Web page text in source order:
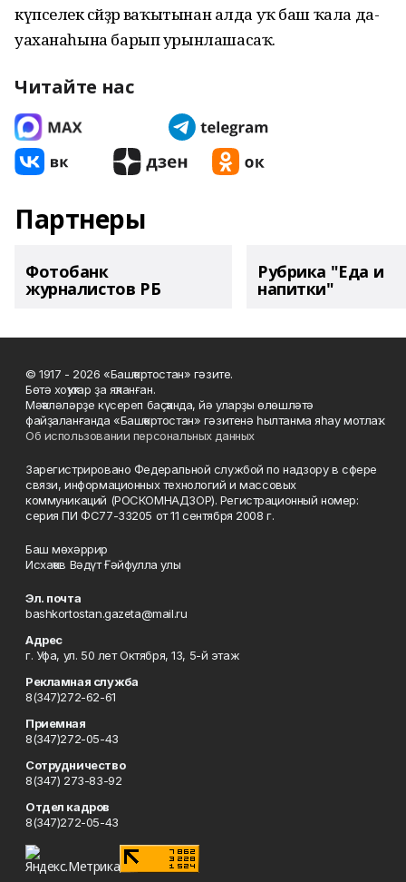
күпселек әсәйҙәр ва­ҡытынан алда уҡ баш ҡала да­
уаханаһына барып урынлашасаҡ.
Читайте нас
Партнеры
Фотобанк
журналистов РБ
Рубрика "Еда и
напитки"
© 1917 - 2026 «Башҡортостан» гәзите.
Бөтә хоҡуҡтар ҙа яҡланған.
Мәҡәләләрҙе күсереп баҫҡанда, йә уларҙы өлөшләтә
файҙаланғанда «Башҡортостан» гәзитенә һылтанма яһау мотлаҡ.
Об использовании персональных данных
Зарегистрировано Федеральной службой по надзору в сфере
связи, информационных технологий и массовых
коммуникаций (РОСКОМНАДЗОР). Регистрационный номер:
серия ПИ ФС77-33205 от 11 сентября 2008 г.
Баш мөхәррир
Исхаҡов Вәдүт Ғәйфулла улы
Эл. почта
bashkortostan.gazeta@mail.ru
Адрес
г. Уфа, ул. 50 лет Октября, 13, 5-й этаж
Рекламная служба
8(347)272-62-61
Приемная
8(347)272-05-43
Сотрудничество
8(347) 273-83-92
Отдел кадров
8(347)272-05-43